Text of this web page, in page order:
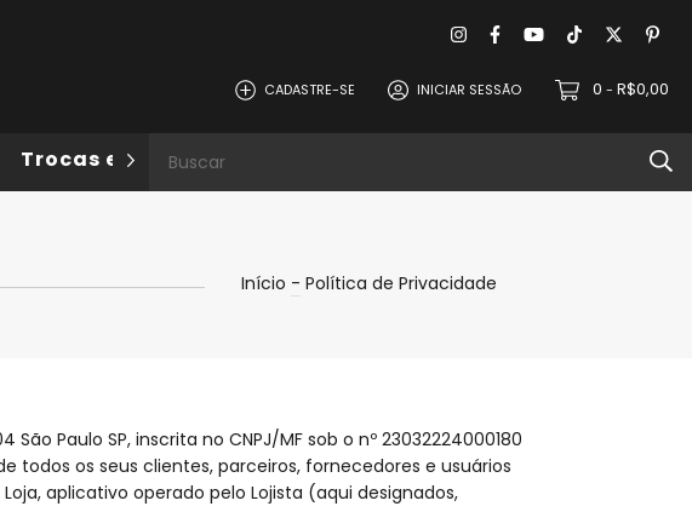
CADASTRE-SE INICIAR SESSÃO 0 - R$0,00
Trocas e Devoluções
Início - Política de Privacidade
Paulo SP, inscrita no CNPJ/MF sob o nº 23032224000180
todos os seus clientes, parceiros, fornecedores e usuários
aplicativo operado pelo Lojista (aqui designados,